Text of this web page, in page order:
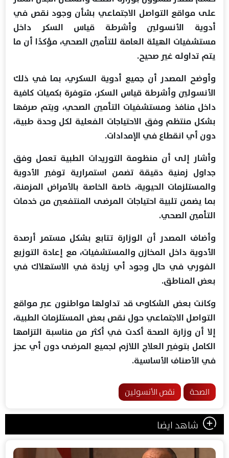
على مواقع التواصل الاجتماعي بشأن وجود نقص في
أدوية الأنسولين وأشرطة قياس السكر داخل
مستشفيات الهيئة العامة للتأمين الصحي، مؤكدًا أن ما
يتم تداوله غير صحيح.
وأوضح المصدر أن جميع أدوية السكري، بما في ذلك
الأنسولين وأشرطة قياس السكر، متوفرة بكميات كافية
داخل منافذ ومستشفيات التأمين الصحي، ويتم صرفها
بشكل منتظم وفق الاحتياجات الفعلية لكل وحدة طبية،
دون أي انقطاع في الإمدادات.
وأشار إلى أن منظومة التوريدات الطبية تعمل وفق
جداول زمنية دقيقة تضمن استمرارية توفير الأدوية
والمستلزمات الحيوية، خاصة الخاصة بالأمراض المزمنة،
بما يضمن تلبية احتياجات المرضى المنتفعين من خدمات
التأمين الصحي.
وأضاف المصدر أن الوزارة تتابع بشكل مستمر أرصدة
الأدوية داخل المخازن والمستشفيات، مع إعادة التوزيع
الفوري في حال وجود أي زيادة في الاستهلاك في
بعض المناطق.
وكانت بعض الشكاوى قد تداولها مواطنون عبر مواقع
التواصل الاجتماعي حول نقص بعض المستلزمات الطبية،
إلا أن وزارة الصحة أكدت في أكثر من مناسبة التزامها
الكامل بتوفير العلاج اللازم لجميع المرضى دون أي عجز
في الأصناف الأساسية.
الصحة نقص الأنسولين
شاهد ايضا